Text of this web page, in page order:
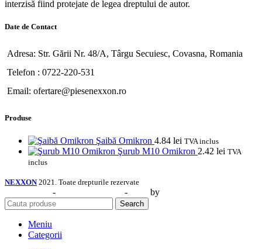
interzisă fiind protejate de legea dreptului de autor.
Date de Contact
Adresa: Str. Gării Nr. 48/A, Târgu Secuiesc, Covasna, Romania
Telefon : 0722-220-531
Email: ofertare@piesenexxon.ro
Produse
Şaibă Omikron 4.84 lei TVA inclus
Şurub M10 Omikron 2.42 lei TVA
inclus
NEXXON 2021. Toate drepturile rezervate
- - by
Search
Meniu
Categorii